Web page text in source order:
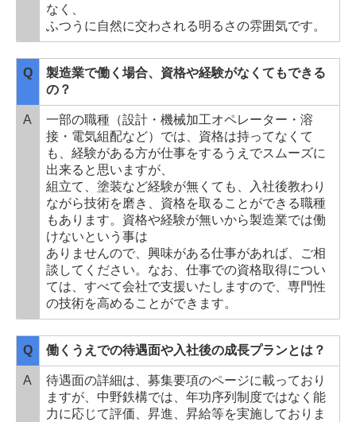
なく、
ふつうに自然に交わされる明るさの雰囲気です。
Q
製造業で働く場合、資格や経験がなくてもできる
の？
A
一部の職種（設計・機械加工オペレーター・溶
接・電気組配など）では、資格は持ってなくて
も、経験がある方が仕事をするうえでスムーズに
出来ると思いますが、
組立て、塗装など経験が無くても、入社後教わり
ながら技術を磨き、資格を取ることができる職種
もあります。資格や経験が無いから製造業では働
けないという事は
ありませんので、興味がある仕事があれば、ご相
談してください。なお、仕事での資格取得につい
ては、すべて会社で支援いたしますので、専門性
の技術を高めることができます。
Q 働くうえでの待遇面や入社後の成長プランとは？
A
待遇面の詳細は、募集要項のページに載っており
ますが、中野鉄構では、年功序列制度ではなく能
力に応じて評価、昇進、昇給等を実施しておりま